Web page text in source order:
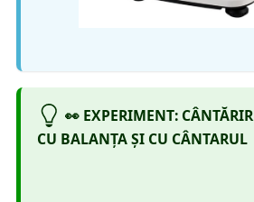
👀 EXPERIMENT:
CU BALANȚA ȘI CU CÂNTARUL